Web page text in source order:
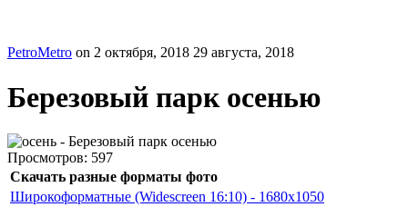
PetroMetro on 2 октября, 2018 29 августа, 2018
Березовый парк осенью
Просмотров: 597
Скачать разные форматы фото
Широкоформатные (Widescreen 16:10) - 1680x1050